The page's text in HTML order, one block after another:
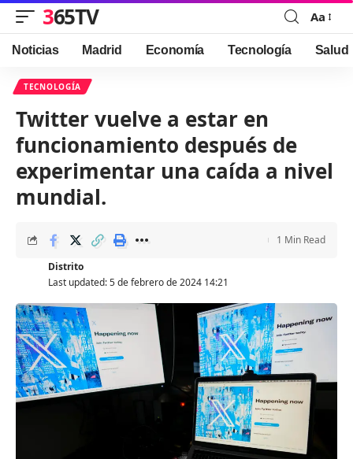
365TV
Font
Resizer
Aa
Noticias Madrid Economía Tecnología Salud
TECNOLOGÍA
Twitter vuelve a estar en
funcionamiento después de
experimentar una caída a nivel
mundial.
Last updated: 5 de febrero de 2024 14:21
Distrito
1 Min Read